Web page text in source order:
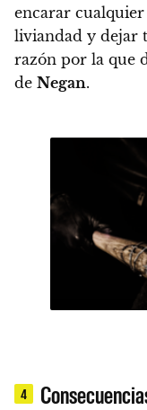
encarar
liviandad y dejar
razón por la que
de Negan.
4